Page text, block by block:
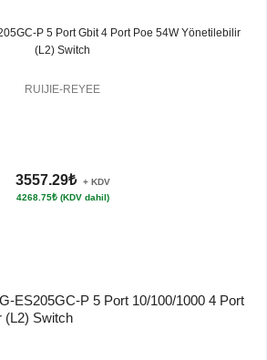
P 5 Port Gbit 4 Port Poe 54W Yönetilebilir
(L2) Switch
RUIJIE-REYEE
3557.29₺
+ KDV
4268.75₺ (KDV dahil)